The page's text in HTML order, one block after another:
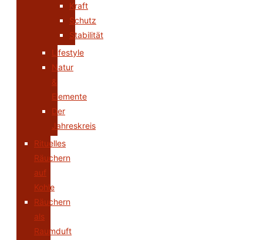
Kraft
Schutz
Stabilität
Lifestyle
Natur
&
Elemente
Der
Jahreskreis
Rituelles
Räuchern
auf
Kohle
Räuchern
als
Raumduft